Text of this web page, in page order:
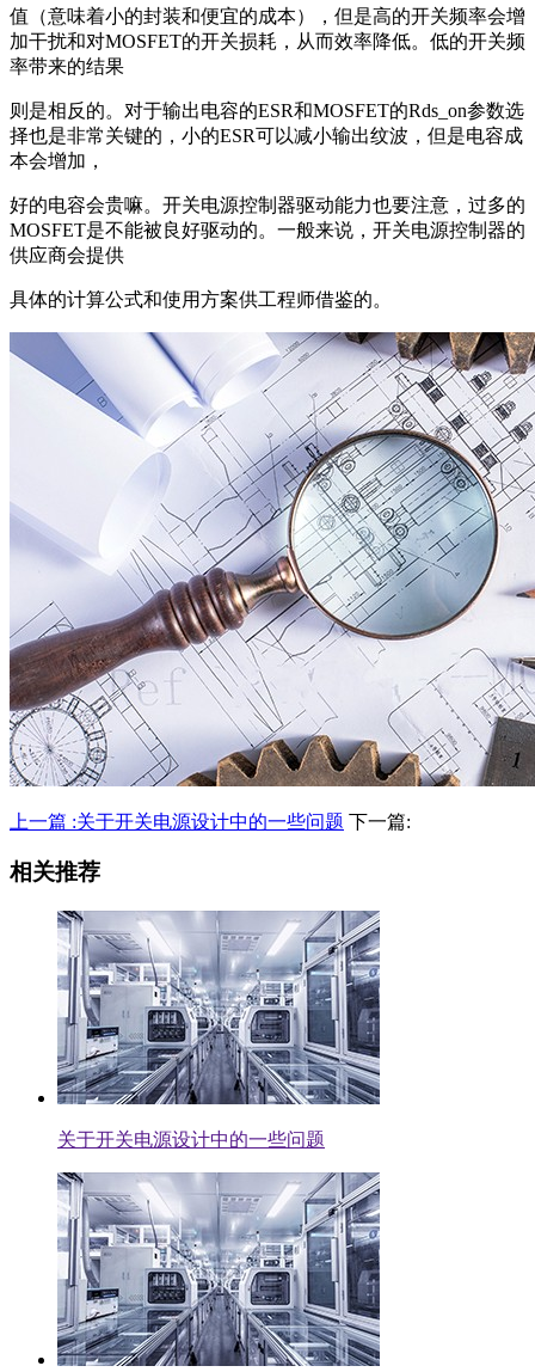
值（意味着小的封装和便宜的成本），但是高的开关频率会增
加干扰和对MOSFET的开关损耗，从而效率降低。低的开关频
率带来的结果
则是相反的。对于输出电容的ESR和MOSFET的Rds_on参数选
择也是非常关键的，小的ESR可以减小输出纹波，但是电容成
本会增加，
好的电容会贵嘛。开关电源控制器驱动能力也要注意，过多的
MOSFET是不能被良好驱动的。一般来说，开关电源控制器的
供应商会提供
具体的计算公式和使用方案供工程师借鉴的。
上一篇 :关于开关电源设计中的一些问题 下一篇:
相关推荐
关于开关电源设计中的一些问题